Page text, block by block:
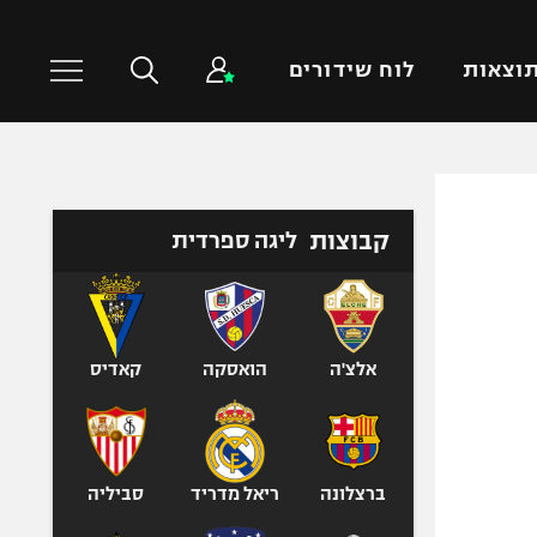
תוצאות לוח שידורים
טניס
כדוריד
כדורעף
שחייה
אגרוף
ספורט אולימפי
UFC
קבוצות ליגה ספרדית
אלצ'ה הואסקה קאדיס
ברצלונה ריאל מדריד סביליה